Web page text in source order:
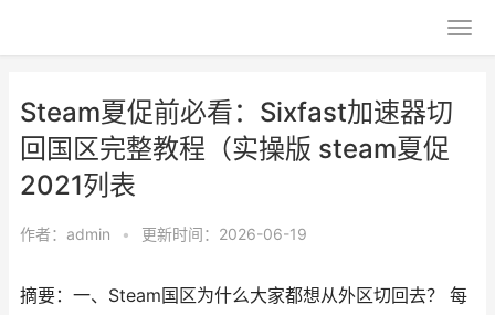
Steam夏促前必看：Sixfast加速器切
回国区完整教程（实操版 steam夏促
2021列表
作者： admin • 更新时间：2026-06-19
摘要：一、Steam国区为什么大家都想从外区切回去？ 每